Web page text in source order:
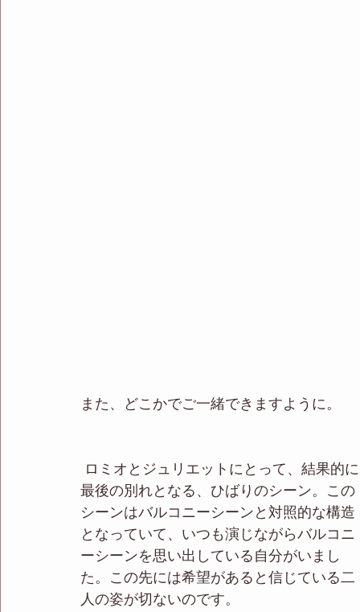
また、どこかでご一緒できますように。
最後の別れとなる、ひばりのシーン。この
シーンはバルコニーシーンと対照的な構造
となっていて、いつも演じながらバルコニ
ーシーンを思い出している自分がいまし
た。この先には希望があると信じている二
人の姿が切ないのです。